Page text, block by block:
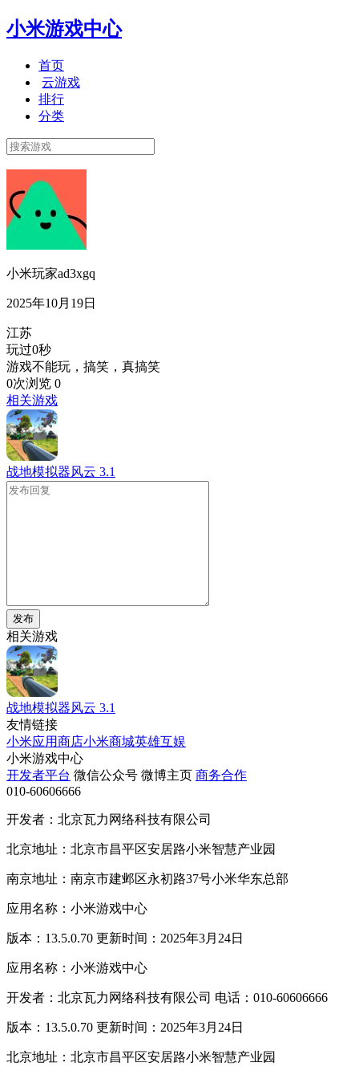
小米游戏中心
首页
云游戏
排行
分类
小米玩家ad3xgq
2025年10月19日
江苏
玩过0秒
游戏不能玩，搞笑，真搞笑
0次浏览 0
相关游戏
战地模拟器风云 3.1
发布
相关游戏
战地模拟器风云 3.1
友情链接
小米应用商店小米商城英雄互娱
小米游戏中心
开发者平台 微信公众号 微博主页 商务合作
010-60606666
开发者：北京瓦力网络科技有限公司
北京地址：北京市昌平区安居路小米智慧产业园
南京地址：南京市建邺区永初路37号小米华东总部
应用名称：小米游戏中心
版本：13.5.0.70 更新时间：2025年3月24日
应用名称：小米游戏中心
开发者：北京瓦力网络科技有限公司 电话：010-60606666
版本：13.5.0.70 更新时间：2025年3月24日
北京地址：北京市昌平区安居路小米智慧产业园